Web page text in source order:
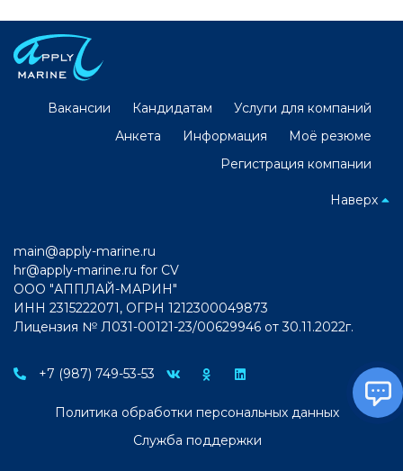
Вакансии Кандидатам
Услуги для компаний
Анкета
Информация
Моё резюме
Регистрация компании
Наверх
main@apply-marine.ru
hr@apply-marine.ru for CV
ООО "АППЛАЙ-МАРИН"
ИНН 2315222071, ОГРН 1212300049873
Лицензия № Л031-00121-23/00629946 от 30.11.2022г.
+7 (987) 749-53-53
Политика обработки персональных данных
Служба поддержки